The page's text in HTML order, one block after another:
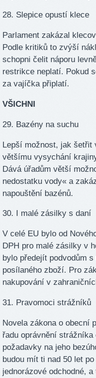
28. Slepice opustí klece
Parlament zakázal
Podle kritiků to zvýší
schopni čelit náporu
restrikce neplatí. Pokud
za vajíčka připlatí.
VŠICHNI
29. Bazény na suchu
Lepší možnost, jak šetřit
většímu vysychání
Dává úřadům větší
nedostatku vody« a
napouštění bazénů.
30. I malé zásilky s daní
V celé EU bylo od
DPH pro malé zásilky v
bylo předejít podvodům
posílaného zboží. Pro
nakupování v
31. Pravomoci strážníků
Novela zákona o obecní
řadu oprávnění
požadavky na jeho
budou mít ti nad 50 let
jednorázové odchodné,